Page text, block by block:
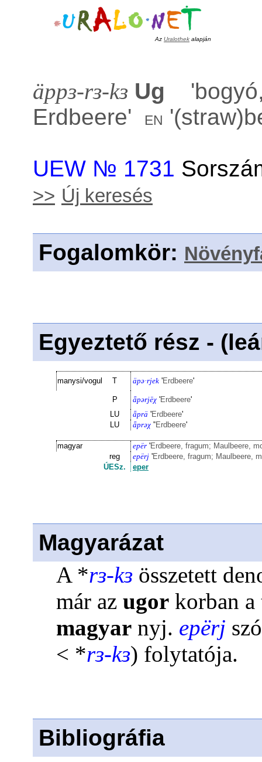
Az Uralothek alapján
äppɜ-rɜ-kɜ Ug '
Erdbeere' en '
UEW № 1731
>> Új keresés
Fogalomkör:
Egyeztető rész -
manysi/vogul T äpə·rjek 'Erdbeere'
P ǟpərjēχ 'Erdbeere'
LU
ǟprä 'Erdbeere'
LU
ǟprəχ ''Erdbeere'
magyar epër 'Erdbeere, fragum; Maulbeere,
reg
epërj 'Erdbeere, fragum; Maulbeere,
ÚESz.
eper
Magyarázat
A *rɜ-kɜ összetett
már az ugor korban
magyar nyj. epërj
< *rɜ-kɜ) folytatója.
Bibliográfia